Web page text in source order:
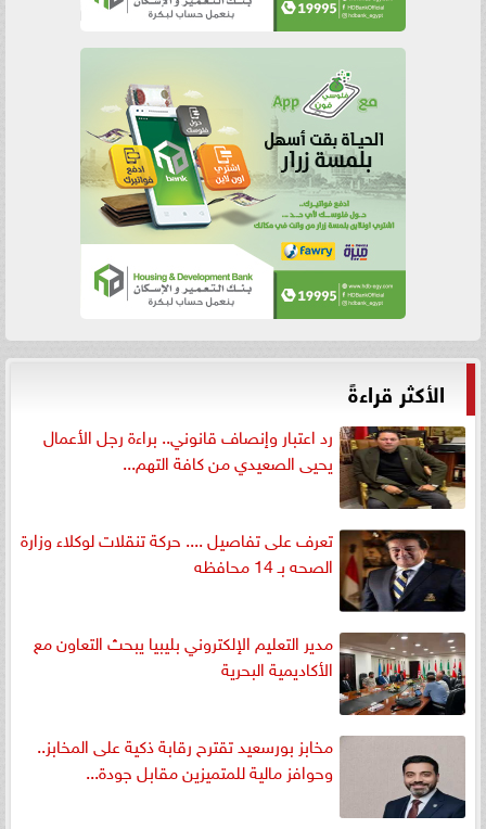
الأكثر قراءةً
رد اعتبار وإنصاف قانوني.. براءة رجل الأعمال
يحيى الصعيدي من كافة التهم...
تعرف على تفاصيل .... حركة تنقلات لوكلاء وزارة
الصحه بـ 14 محافظه
مدير التعليم الإلكتروني بليبيا يبحث التعاون مع
الأكاديمية البحرية
مخابز بورسعيد تقترح رقابة ذكية على المخابز..
وحوافز مالية للمتميزين مقابل جودة...